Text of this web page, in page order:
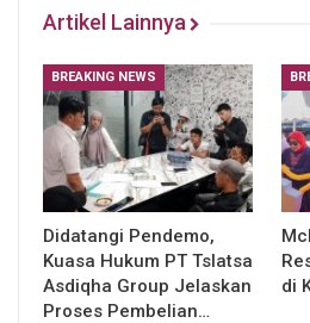
Artikel Lainnya
BREAKING NEWS
Didatangi Pendemo,
Kuasa Hukum PT Tslatsa
Asdiqha Group Jelaskan
Proses Pembelian…
di